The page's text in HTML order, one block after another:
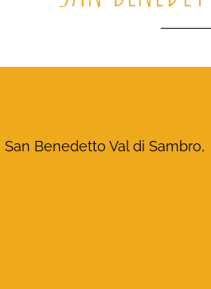
San Benedetto Val di Sambro,